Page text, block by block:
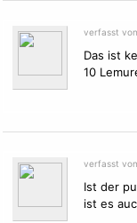
verfasst von
Das ist
10
verfasst
Ist der
ist es